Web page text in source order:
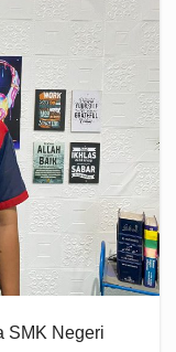
SMK Negeri